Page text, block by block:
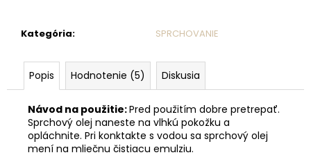
Kategória: SPRCHOVANIE
Popis Hodnotenie (5) Diskusia
Návod na použitie:Pred použitím dobre pretrepať.
Sprchový olej naneste na vlhkú pokožku a
opláchnite. Pri konktakte s vodou sa sprchový olej
mení na mliečnu čistiacu emulziu.
TUHÝ
DEODORANT
CITRÓN,
MIKROSTRIEBRO
€12,50